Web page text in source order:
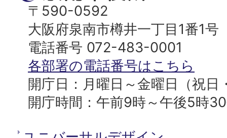
南
市
役
所
〒590-0592
大阪府泉南市樽井一丁目1番1号
電話番号 072-483-0001
各部署の電話番号はこちら
開庁日：月曜日～金曜日（祝日
開庁時間：午前9時～午後5時